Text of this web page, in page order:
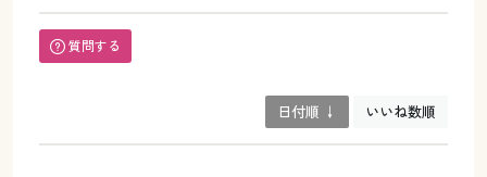
質問する
日付順 ↓ いいね数順